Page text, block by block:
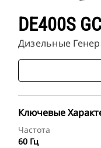
DE400S
Дизельные
Ключевые
Частота
60 Гц